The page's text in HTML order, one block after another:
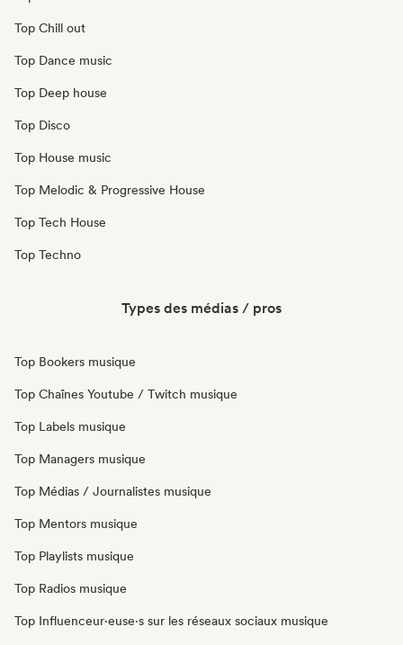
Top Chill out
Top Dance music
Top Deep house
Top Disco
Top House music
Top Melodic & Progressive House
Top Tech House
Top Techno
Types des médias / pros
Top Bookers musique
Top Chaînes Youtube / Twitch musique
Top Labels musique
Top Managers musique
Top Médias / Journalistes musique
Top Mentors musique
Top Playlists musique
Top Radios musique
Top Influenceur·euse·s sur les réseaux sociaux musique